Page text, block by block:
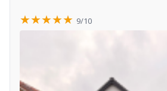
★★★★★ 9/10